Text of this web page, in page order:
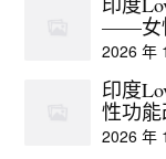
——女
2026 年
印度
性功
2026 年